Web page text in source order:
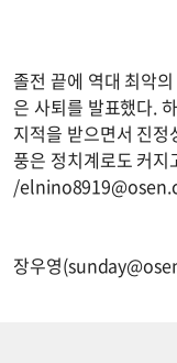
졸전 끝에 역대 최악
은 사퇴를 발표했다.
지적을 받으면서 진
풍은 정치계로도 커지
/
장우영(